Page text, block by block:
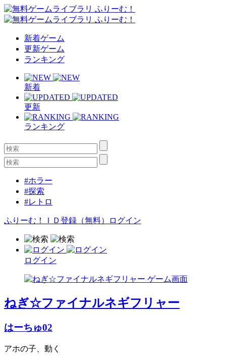
新着ゲーム
更新ゲーム
ランキング
新着
更新
ランキング
#ホラー
#探索
#レトロ
ふりーむ！ＩＤ登録（無料） ログイン
ログイン
ねぎ☆ファイナルネギフリャー
はーちゅ02
アホの子、動く